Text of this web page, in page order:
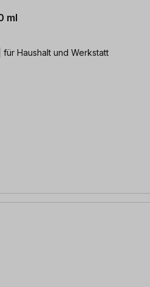
ml
Haushalt und Werkstatt